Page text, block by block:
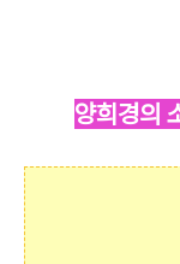
양희경의